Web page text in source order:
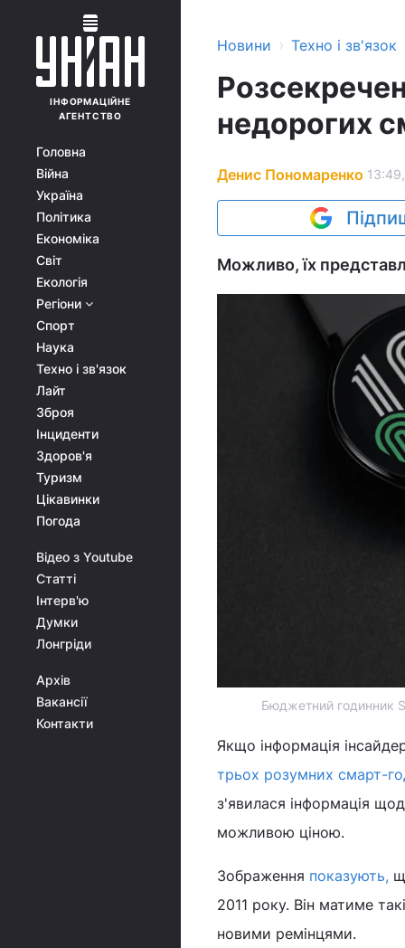
ІНФОРМАЦІЙНЕ
АГЕНТСТВО
Головна
Війна
Україна
Політика
Економіка
Світ
Екологія
Регіони
Спорт
Наука
Техно і зв'язок
Лайт
Зброя
Інциденти
Здоров'я
Туризм
Цікавинки
Погода
Відео з Youtube
Статті
Інтерв'ю
Думки
Лонгріди
Архів
Вакансії
Контакти
Новини › Техно і зв'язок
недорогих
Денис Пономаренко
Можливо, їх
Бюджетний годинник
Якщо інформація
трьох розумних смарт-
з'явилася інформація
можливою ціною.
Зображення показують,
2011 року. Він матиме
новими ремінцями.